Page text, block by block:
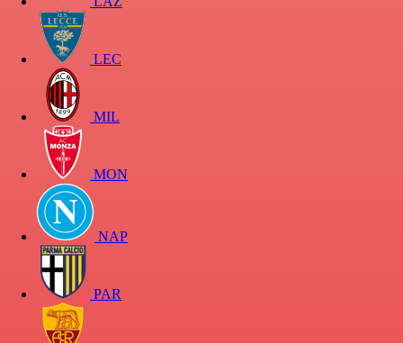
LEC
MIL
MON
NAP
PAR